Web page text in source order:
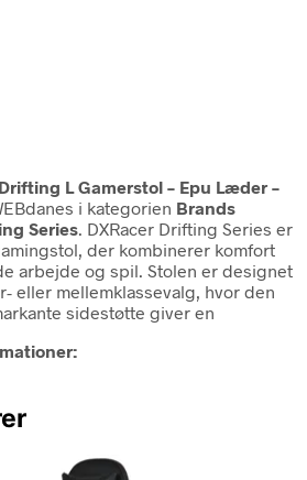
L Gamerstol – Epu Læder –
i kategorien Brands
Series. DXRacer Drifting Series er
der kombinerer komfort
arbejde og spil. Stolen er designet
eller mellemklassevalg, hvor den
sidestøtte giver en